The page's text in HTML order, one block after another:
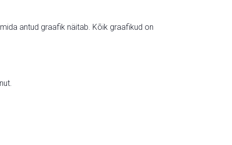
antud graafik näitab. Kõik graafikud on